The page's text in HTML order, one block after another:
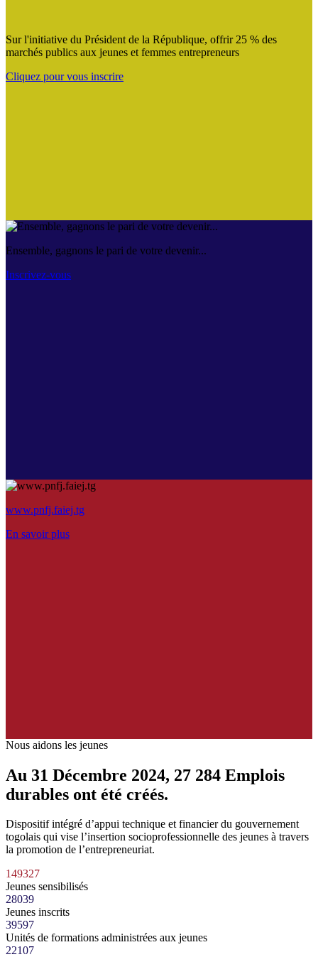
Sur l'initiative du Président de la République, offrir 25 % des
marchés publics aux jeunes et femmes entrepreneurs
Cliquez pour vous inscrire
Ensemble, gagnons le pari de votre devenir...
Inscrivez-vous
www.pnfj.faiej.tg
En savoir plus
Nous aidons les jeunes
Au 31 Décembre 2024, 27 284 Emplois
durables ont été créés.
Dispositif intégré d’appui technique et financier du gouvernement
togolais qui vise l’insertion socioprofessionnelle des jeunes à travers
la promotion de l’entrepreneuriat.
149327
Jeunes sensibilisés
28039
Jeunes inscrits
39597
Unités de formations administrées aux jeunes
22107